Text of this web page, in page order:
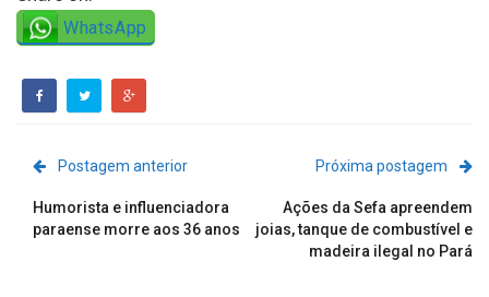
WhatsApp
Postagem anterior
Humorista e influenciadora
paraense morre aos 36 anos
Próxima postagem
Ações da Sefa apreendem
joias, tanque de combustível e
madeira ilegal no Pará